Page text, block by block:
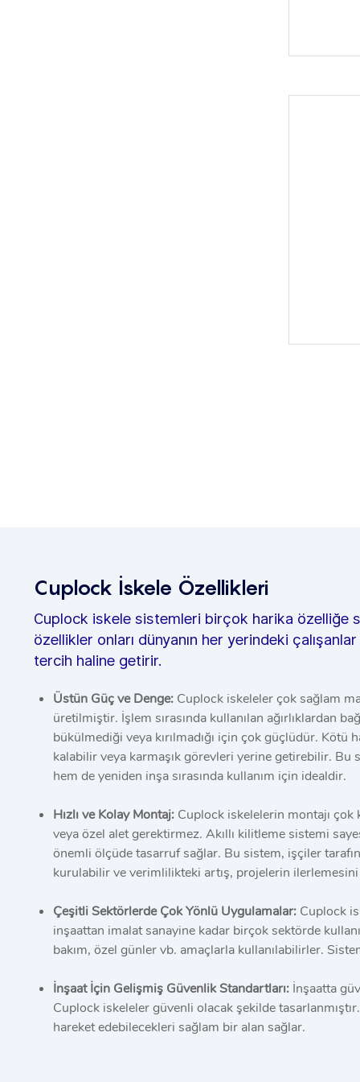
Cuplock İskele Özellikleri
Cuplock iskele sistemleri birçok harika özelliğe
özellikler onları dünyanın her yerindeki
tercih haline getirir.
Üstün Güç ve Denge:Cuplock iskeleler çok sağlam
üretilmiştir. İşlem sırasında kullanılan ağırlıklardan
bükülmediği veya kırılmadığı için çok güçlüdür. Kötü
kalabilir veya karmaşık görevleri yerine getirebilir. Bu
hem de yeniden inşa sırasında kullanım için idealdir.
Hızlı ve Kolay Montaj:Cuplock iskelelerin montajı çok
veya özel alet gerektirmez. Akıllı kilitleme sistemi
önemli ölçüde tasarruf sağlar. Bu sistem, işçiler
kurulabilir ve verimlilikteki artış, projelerin ilerlemesini
Çeşitli Sektörlerde Çok Yönlü Uygulamalar:Cuplock
inşaattan imalat sanayine kadar birçok sektörde
bakım, özel günler vb. amaçlarla kullanılabilirler.
İnşaat İçin Gelişmiş Güvenlik Standartları:İnşaatta
Cuplock iskeleler güvenli olacak şekilde
hareket edebilecekleri sağlam bir alan sağlar.